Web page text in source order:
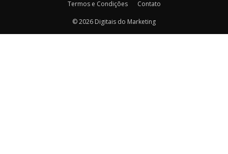
Termos e Condições Contato
© 2026 Digitais do Marketing